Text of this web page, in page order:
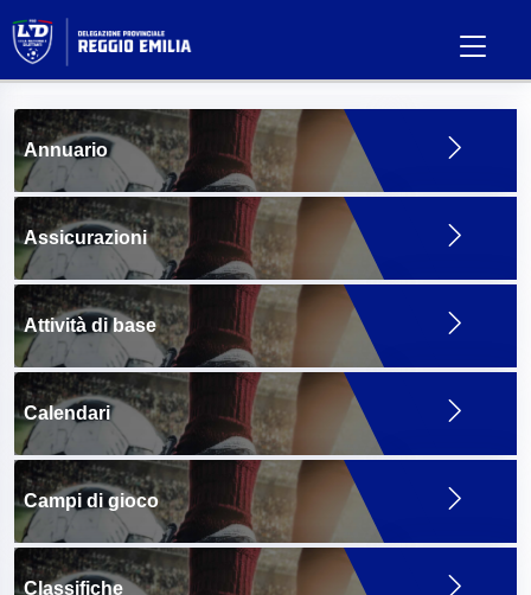
Annuario
Assicurazioni
Attività di base
Calendari
Campi di gioco
Classifiche